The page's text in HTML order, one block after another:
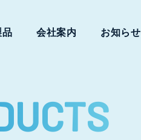
品 会社案内 お知らせ